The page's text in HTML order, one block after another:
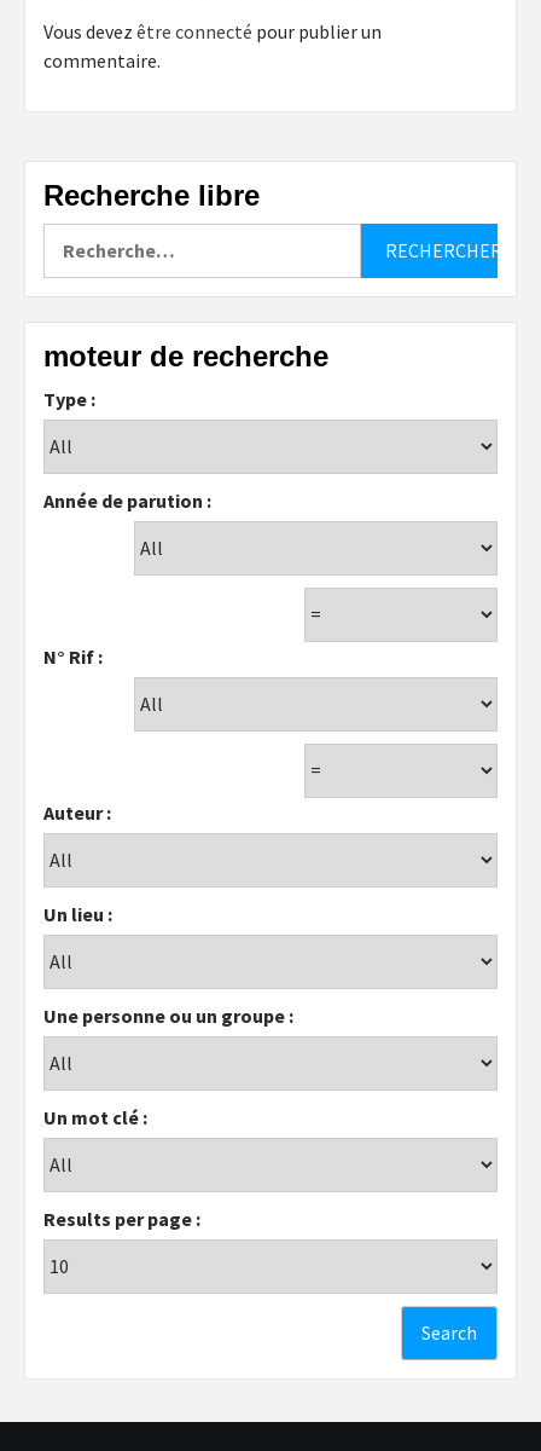
Vous devez être connecté pour publier un
commentaire.
Recherche libre
moteur de recherche
Type :
Année de parution :
N° Rif :
Auteur :
Un lieu :
Une personne ou un groupe :
Un mot clé :
Results per page :